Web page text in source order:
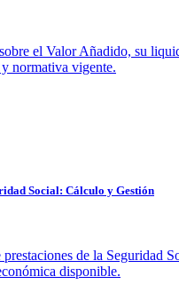
el Valor Añadido, su
normativa vigente.
Social: Cálculo y Gestión
de la Seguridad
disponible.